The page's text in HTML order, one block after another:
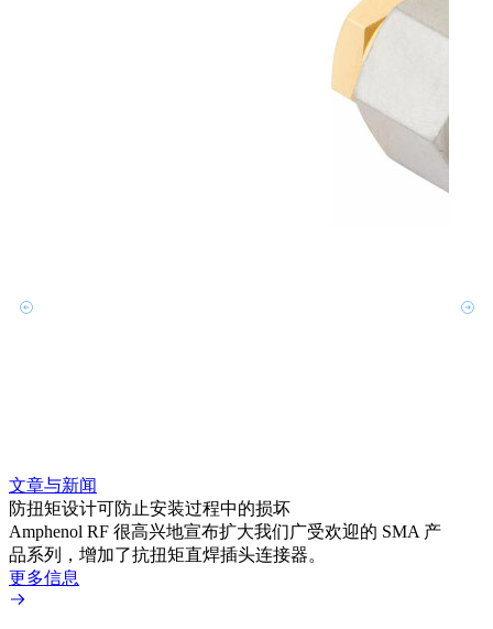
文章与新闻
防扭矩设计可防止安装过程中的损坏
Amphenol RF 很高兴地宣布扩大我们广受欢迎的 SMA 产
品系列，增加了抗扭矩直焊插头连接器。
更多信息